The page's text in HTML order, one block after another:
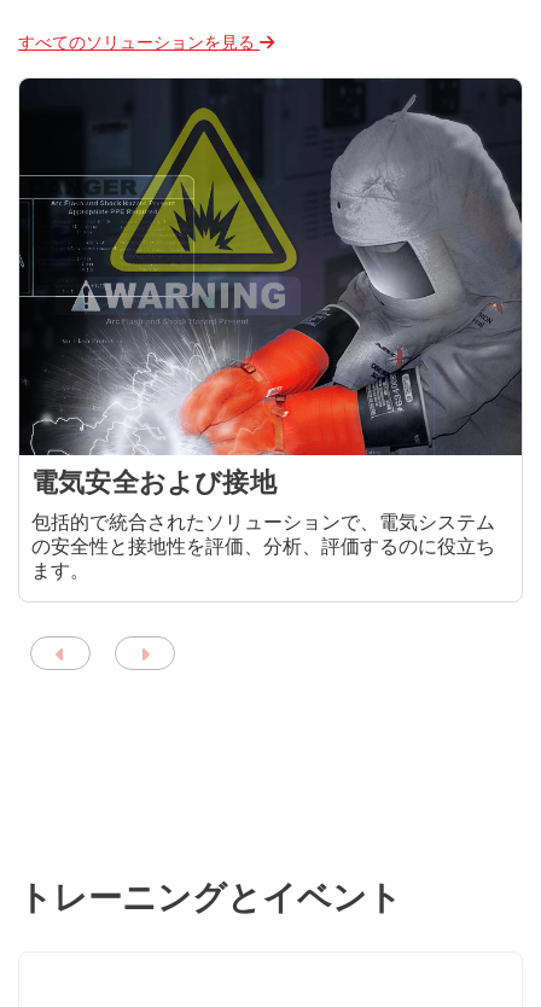
すべてのソリューションを見る
電気安全および接地
包括的で統合されたソリューションで、電気システム
の安全性と接地性を評価、分析、評価するのに役立ち
ます。
トレーニングとイベント